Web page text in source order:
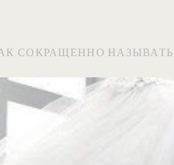
СОКРАЩЕННО